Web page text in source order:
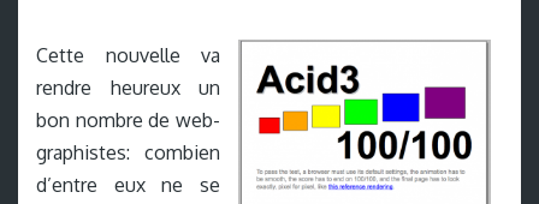
Cette nouvelle va
rendre heureux un
bon nombre de web-
graphistes: combien
d’entre eux ne se